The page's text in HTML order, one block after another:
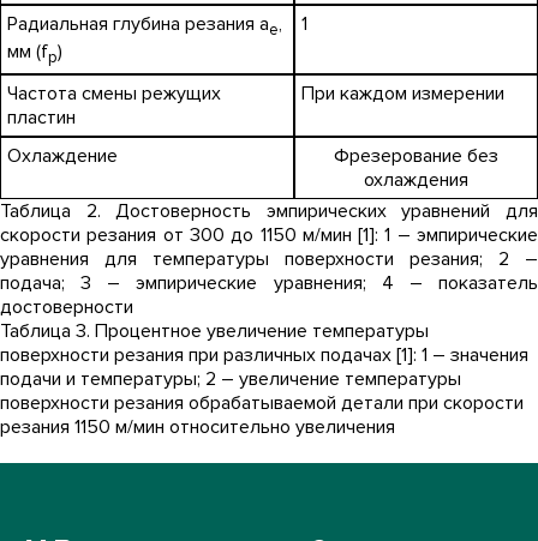
Радиальная глубина резания ае,
мм (fp)
1
Частота смены режущих
пластин
При каждом измерении
Охлаждение
Фрезерование без
охлаждения
Таблица 2. Достоверность эмпирических уравнений для
скорости резания от 300 до 1150 м/мин [1]: 1 – эмпирические
уравнения для температуры поверхности резания; 2 –
подача; 3 – эмпирические уравнения; 4 – показатель
достоверности
Таблица 3. Процентное увеличение температуры
поверхности резания при различных подачах [1]: 1 – значения
подачи и температуры; 2 – увеличение температуры
поверхности резания обрабатываемой детали при скорости
резания 1150 м/мин относительно увеличения